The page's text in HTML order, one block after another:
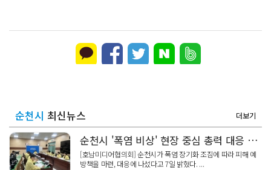
순천시 최신뉴스 더보기
순천시 '폭염 비상' 현장 중심 총력 대응 강화
[호남미디어협의회] 순천시가 폭염 장기화 조짐에 따라 피해 예
방책을 마련, 대응에 나섰다고 7일 밝혔다. ...